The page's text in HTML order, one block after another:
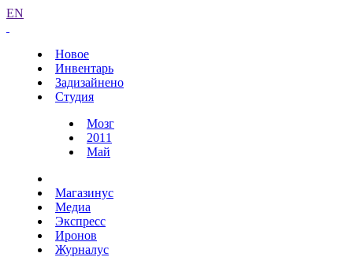
EN
Новое
Инвентарь
Задизайнено
Студия
Мозг
2011
Май
Магазинус
Медиа
Экспресс
Иронов
Журналус